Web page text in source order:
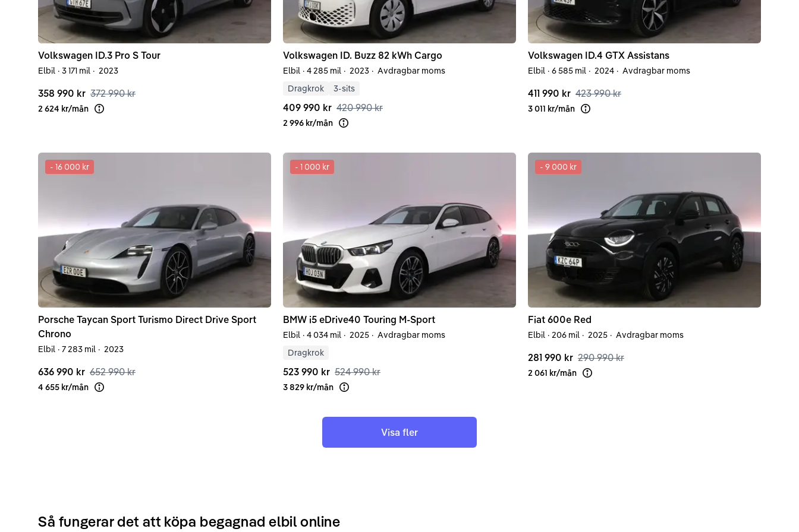
Volkswagen ID.3 Pro S Tour
Elbil · 3 171 mil · 2023
358 990 kr 372 990 kr
2 624 kr/mån Läs mer om finansiering
Volkswagen ID. Buzz 82 kWh Cargo
Elbil · 4 285 mil · 2023 · Avdragbar moms
Dragkrok
3-sits
409 990 kr 420 990 kr
2 996 kr/mån Läs mer om finansiering
Volkswagen ID.4 GTX Assistans
Elbil · 6 585 mil · 2024 · Avdragbar moms
411 990 kr 423 990 kr
3 011 kr/mån Läs mer om finansiering
- 16 000 kr
Porsche Taycan Sport Turismo Direct Drive Sport
Chrono
Elbil · 7 283 mil · 2023
636 990 kr 652 990 kr
4 655 kr/mån Läs mer om finansiering
- 1 000 kr
BMW i5 eDrive40 Touring M-Sport
Elbil · 4 034 mil · 2025 · Avdragbar moms
Dragkrok
523 990 kr 524 990 kr
3 829 kr/mån Läs mer om finansiering
- 9 000 kr
Fiat 600e Red
Elbil · 206 mil · 2025 · Avdragbar moms
281 990 kr 290 990 kr
2 061 kr/mån Läs mer om finansiering
Visa fler
Så fungerar det att köpa begagnad elbil online